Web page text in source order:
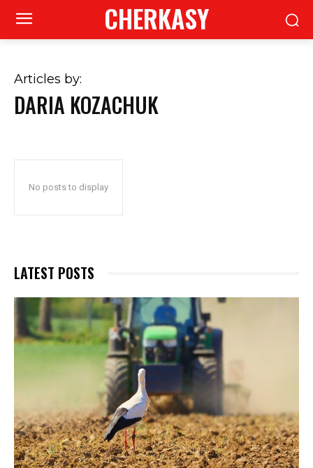
CHERKASY
Articles by:
DARIA KOZACHUK
No posts to display
LATEST POSTS